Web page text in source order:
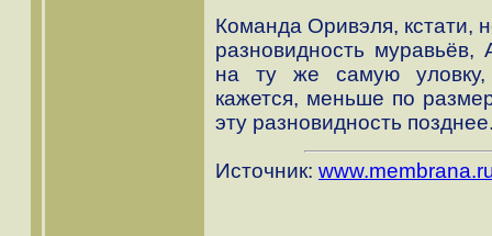
Команда Оривэля, кстати,
разновидность муравьёв,
на ту же самую уловку,
кажется, меньше по
эту разновидность
Источник: